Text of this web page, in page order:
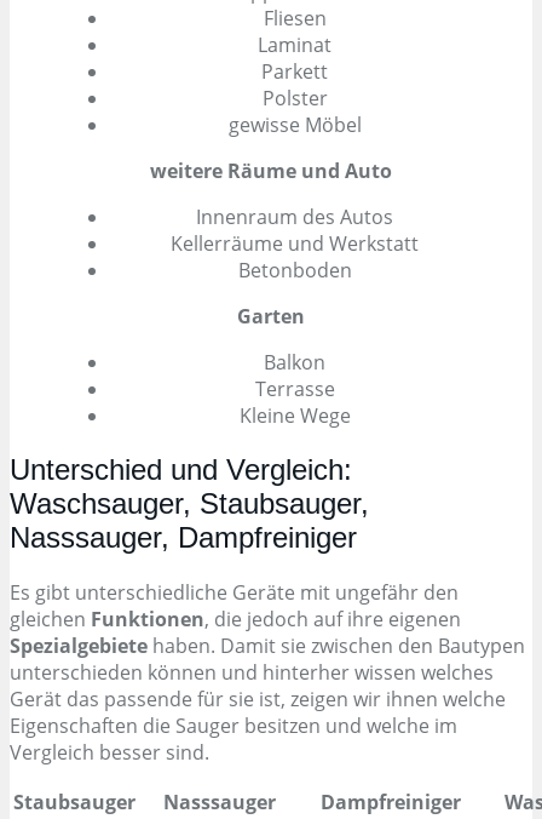
Fliesen
Laminat
Parkett
Polster
gewisse Möbel
weitere Räume und Auto
Innenraum des Autos
Kellerräume und Werkstatt
Betonboden
Garten
Balkon
Terrasse
Kleine Wege
Unterschied und Vergleich:
Waschsauger, Staubsauger,
Nasssauger, Dampfreiniger
Es gibt unterschiedliche Geräte mit ungefähr den
gleichen Funktionen, die jedoch auf ihre eigenen
Spezialgebiete haben. Damit sie zwischen den Bautypen
unterschieden können und hinterher wissen welches
Gerät das passende für sie ist, zeigen wir ihnen welche
Eigenschaften die Sauger besitzen und welche im
Vergleich besser sind.
Staubsauger
Nasssauger Dampfreiniger